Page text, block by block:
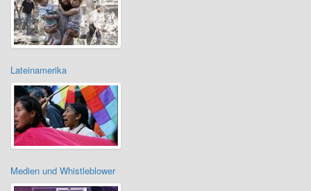
Lateinamerika
Medien und Whistleblower